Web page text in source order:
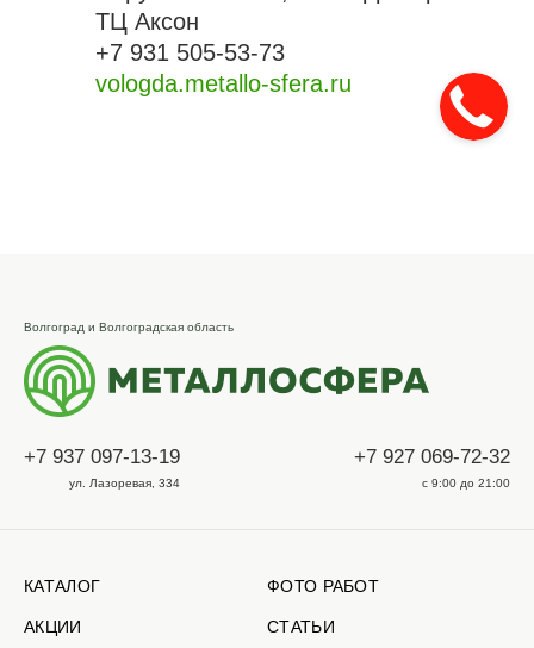
ТЦ Аксон
+7 931 505-53-73
vologda.metallo-sfera.ru
Волгоград и Волгоградская область
+7 937 097-13-19
ул. Лазоревая, 334
+7 927 069-72-32
с 9:00 до 21:00
КАТАЛОГ
АКЦИИ
ФОТО РАБОТ
СТАТЬИ